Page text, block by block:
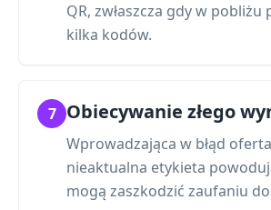
QR, zwłaszcza gdy w pobliżu
kilka kodów.
7 Obiecywanie złego
Wprowadzająca w błąd
nieaktualna etykieta
mogą zaszkodzić zaufaniu